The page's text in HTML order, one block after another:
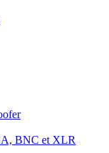
BNC et XLR